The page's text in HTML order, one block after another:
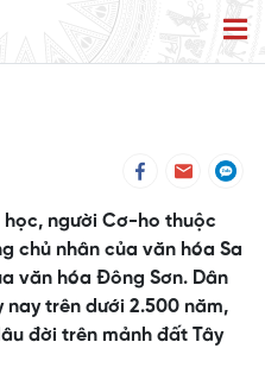
học, người Cơ-ho thuộc
chủ nhân của văn hóa Sa
văn hóa Đông Sơn. Dân
trên dưới 2.500 năm,
đời trên mảnh đất Tây